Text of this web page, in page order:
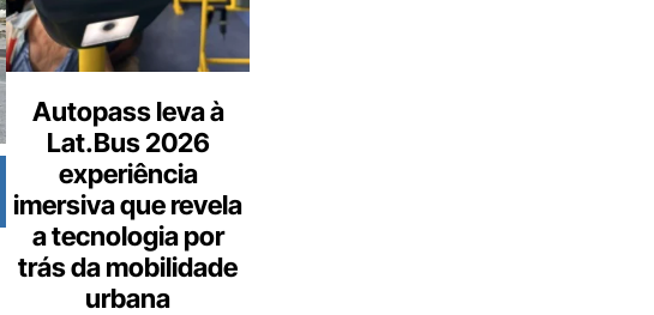
Autopass leva à
Lat.Bus 2026
experiência
imersiva que revela
a tecnologia por
trás da mobilidade
urbana